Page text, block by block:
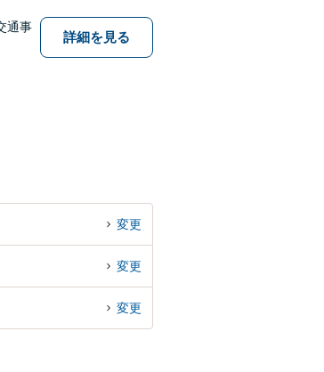
通事
詳細を見る
変更
変更
変更